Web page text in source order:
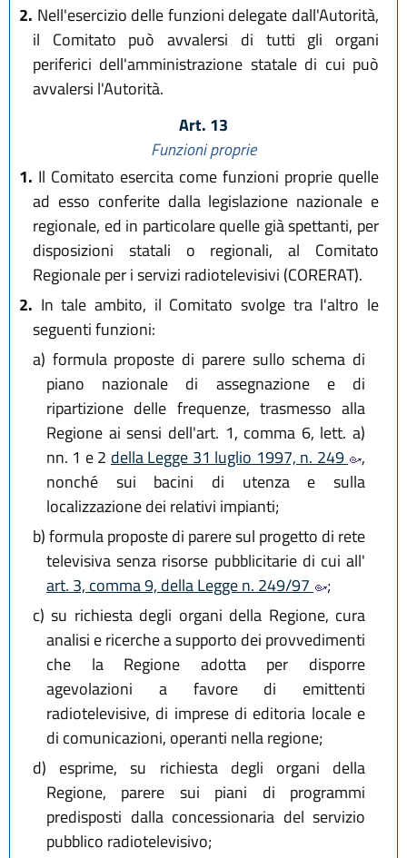
2. Nell'esercizio delle funzioni delegate dall'Autorità,
il Comitato può avvalersi di tutti gli organi
periferici dell'amministrazione statale di cui può
avvalersi l'Autorità.
Art. 13
Funzioni proprie
1. Il Comitato esercita come funzioni proprie quelle
ad esso conferite dalla legislazione nazionale e
regionale, ed in particolare quelle già spettanti, per
disposizioni statali o regionali, al Comitato
Regionale per i servizi radiotelevisivi (CORERAT).
2. In tale ambito, il Comitato svolge tra l'altro le
seguenti funzioni:
a) formula proposte di parere sullo schema di
piano nazionale di assegnazione e di
ripartizione delle frequenze, trasmesso alla
Regione ai sensi dell'art. 1, comma 6, lett. a)
nn. 1 e 2 della Legge 31 luglio 1997, n. 249
,
nonché sui bacini di utenza e sulla
localizzazione dei relativi impianti;
b)formula proposte di parere sul progetto di rete
televisiva senza risorse pubblicitarie di cui all'
art. 3, comma 9, della Legge n. 249/97
;
c) su richiesta degli organi della Regione, cura
analisi e ricerche a supporto dei provvedimenti
che la Regione adotta per disporre
agevolazioni a favore di emittenti
radiotelevisive, di imprese di editoria locale e
di comunicazioni, operanti nella regione;
d) esprime, su richiesta degli organi della
Regione, parere sui piani di programmi
predisposti dalla concessionaria del servizio
pubblico radiotelevisivo;